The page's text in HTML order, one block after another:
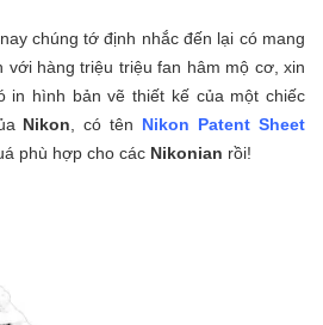
chúng tớ định nhắc đến lại có mang
với hàng triệu triệu fan hâm mộ cơ, xin
in hình bản vẽ thiết kế của một chiếc
Nikon , có tên Nikon Patent Sheet
phù hợp cho các Nikonian rồi!